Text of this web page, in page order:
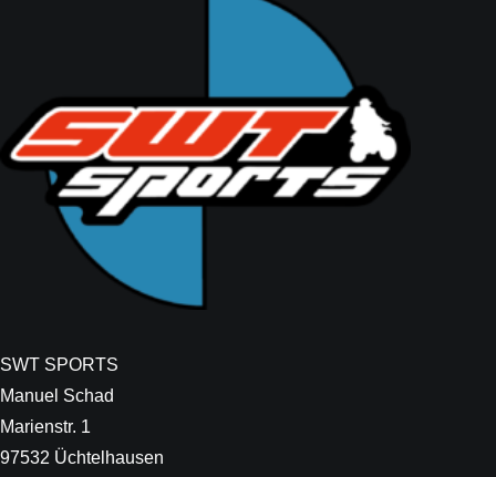
SWT SPORTS
Manuel Schad
Marienstr. 1
97532 Üchtelhausen